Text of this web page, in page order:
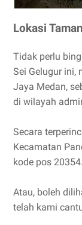
Lokasi
Tidak perlu
Sei Gelugur ini,
Jaya Medan,
di wilayah
Secara
Kecamatan
kode pos 20354.
Atau, boleh
telah kami